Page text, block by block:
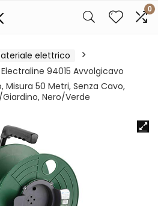
0
elettrico
Electraline 94015 Avvolgicavo
50 Metri, Senza Cavo,
Nero/Verde